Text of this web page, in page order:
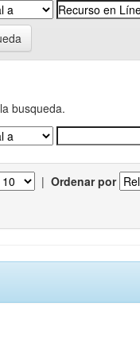
busqueda.
| Ordenar por